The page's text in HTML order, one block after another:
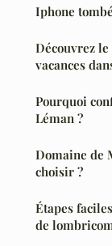
Iphone
Découvrez
vacances
Pourquoi
Léman ?
Domaine de
choisir ?
Étapes
de